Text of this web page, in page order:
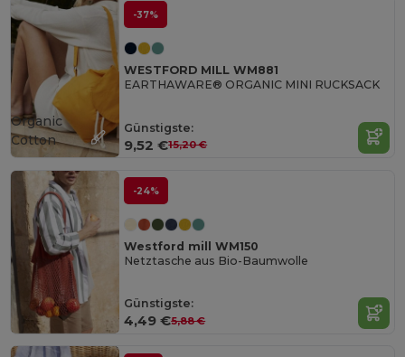
-37%
WESTFORD MILL WM881
EARTHAWARE® ORGANIC MINI RUCKSACK
Günstigste:
9,52 €15,20 €
Organic
Cotton
-24%
Westford mill WM150
Netztasche aus Bio-Baumwolle
Günstigste:
4,49 €5,88 €